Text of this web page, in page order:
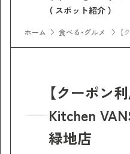
スポット紹介
ホーム 食べる・グルメ 【
【クーポン
Kitchen
緑地店